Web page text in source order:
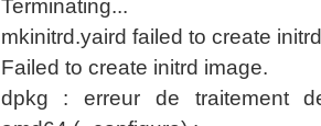
Terminating...
mkinitrd.yaird failed to create
Failed to create initrd image.
dpkg : erreur de traitement